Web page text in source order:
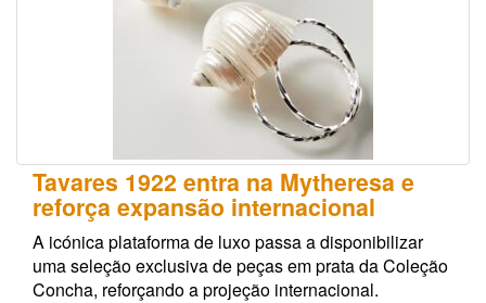
Tavares 1922 entra na Mytheresa e
reforça expansão internacional
A icónica plataforma de luxo passa a disponibilizar
uma seleção exclusiva de peças em prata da Coleção
Concha, reforçando a projeção internacional.